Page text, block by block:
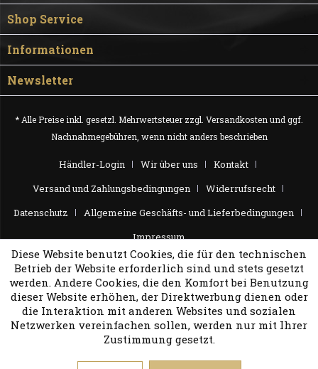
Shop Service
Informationen
Newsletter
* Alle Preise inkl. gesetzl. Mehrwertsteuer zzgl. Versandkosten und ggf.
Nachnahmegebühren, wenn nicht anders beschrieben
Händler-Login Wir über uns
Kontakt
Versand und Zahlungsbedingungen
Widerrufsrecht
Datenschutz
Allgemeine Geschäfts- und Lieferbedingungen
Impressum
Diese Website benutzt Cookies, die für den technischen
Betrieb der Website erforderlich sind und stets gesetzt
werden. Andere Cookies, die den Komfort bei Benutzung
dieser Website erhöhen, der Direktwerbung dienen oder
die Interaktion mit anderen Websites und sozialen
Netzwerken vereinfachen sollen, werden nur mit Ihrer
Zustimmung gesetzt.